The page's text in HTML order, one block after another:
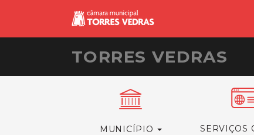
TORRES VEDRAS
MUNICÍPIO SERVIÇOS